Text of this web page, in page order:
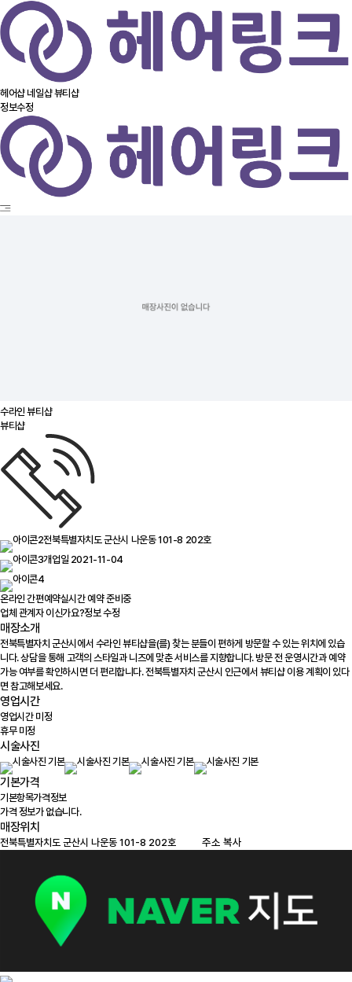
헤어샵 네일샵뷰티샵
정보수정
수라인 뷰티샵
뷰티샵
전북특별자치도 군산시 나운동 101-8 202호
개업일 2021-11-04
온라인 간편예약실시간 예약 준비중
업체 관계자 이신가요?정보 수정
매장소개
전북특별자치 군산시에서 수라인 뷰티샵을(를) 찾는 분들이 편하게 방문할 수 있는 위치에 있습
니다. 상담을 통해 고객의 스타일과 니즈에 맞춘 서비스를 지향합니다. 방문 전 운영시간과 예약
가능 여부를 확인하시면 더 편리합니다. 전북특별자치 군산시 인근에서 뷰티샵 이용 계획이 있다
면 참고해보세요.
영업시간
영업시간 미정
휴무 미정
시술사진
기본가격
기본항목가격정보
가격 정보가 없습니다.
매장위치
주소 복사